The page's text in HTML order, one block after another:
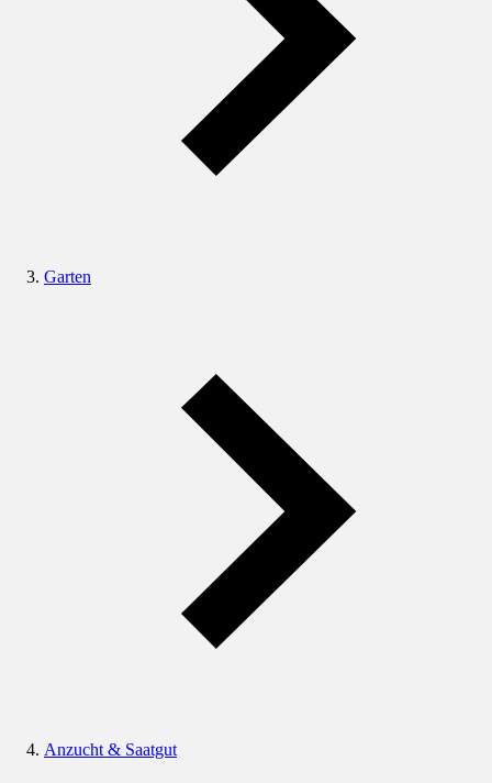
Garten
Anzucht & Saatgut